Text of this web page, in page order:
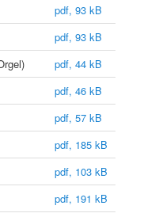
pdf, 93 kB
pdf, 93 kB
pdf, 44 kB
pdf, 46 kB
pdf, 57 kB
pdf, 185 kB
pdf, 103 kB
pdf, 191 kB